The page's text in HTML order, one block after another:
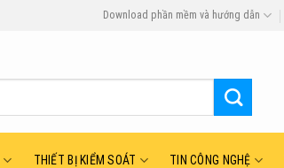
Download phần mềm và hướng dẫn
THIẾT BỊ KIỂM SOÁT TIN CÔNG NGHỆ